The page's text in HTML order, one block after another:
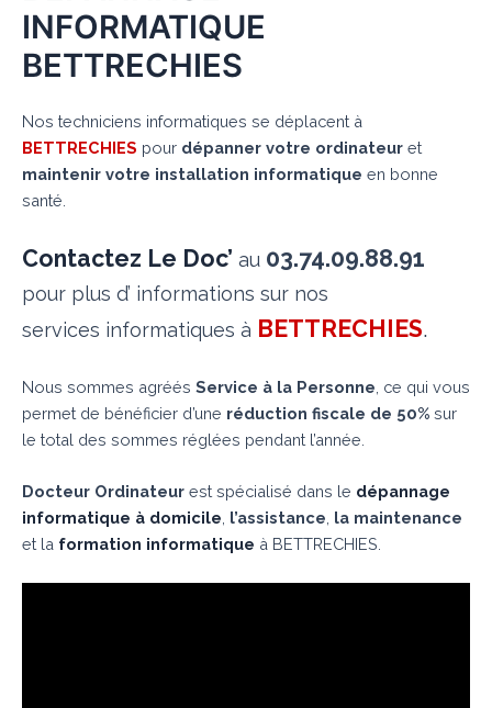
INFORMATIQUE
BETTRECHIES
Nos techniciens informatiques se déplacent à
BETTRECHIES pour dépanner votre ordinateur et
maintenir votre installation informatique en bonne
santé.
Contactez Le Doc’ au 03.74.09.88.91
pour plus d’ informations sur nos
services informatiques à BETTRECHIES.
Nous sommes agréés Service à la Personne , ce qui vous
permet de bénéficier d’une réduction fiscale de 50% sur
le total des sommes réglées pendant l’année.
Docteur Ordinateur est spécialisé dans le dépannage
informatique à domicile l’assistance la maintenance
et la formation informatique à BETTRECHIES.